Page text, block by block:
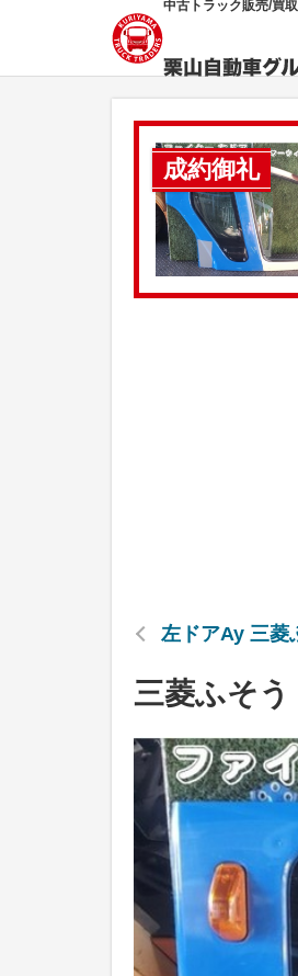
中古トラック販売/買
成約御礼
左ドアAy 三菱
三菱ふそ